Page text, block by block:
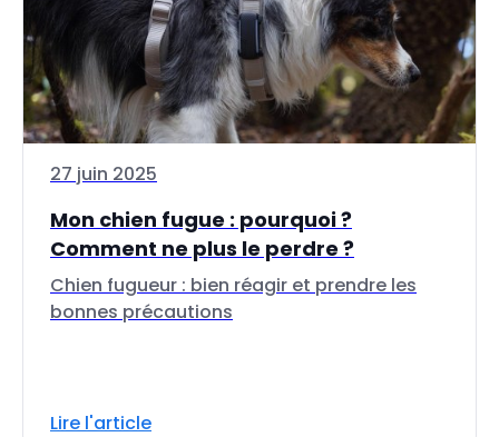
27 juin 2025
Mon chien fugue : pourquoi ?
Comment ne plus le perdre ?
Chien fugueur : bien réagir et prendre les
bonnes précautions
Lire l'article